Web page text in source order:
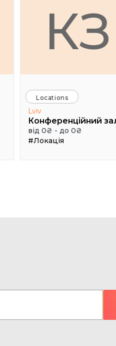
КЗ
Locations
Lviv
від 0₴ - до 0₴
#Локація